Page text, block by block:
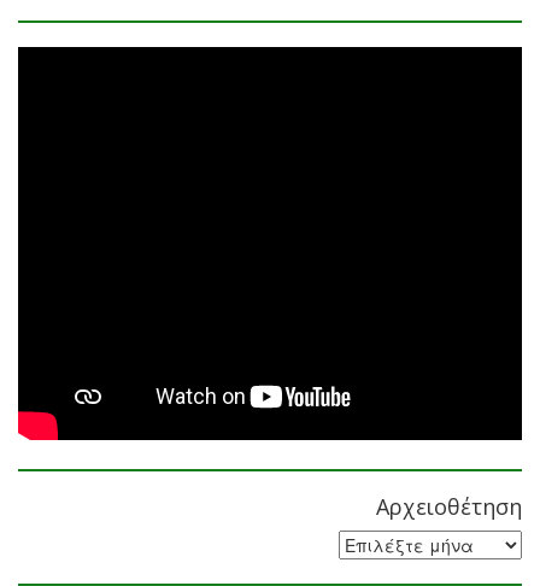
Αρχειοθέτηση
Αρχειοθέτηση